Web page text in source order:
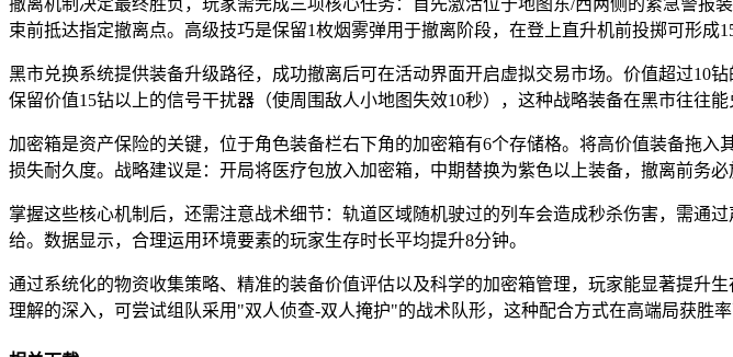
撤离机制决定最终胜负，玩家需完成三项核心任务：首先激活位于地图东/西两侧的紧急警
束前抵达指定撤离点。高级技巧是保留1枚烟雾弹用于撤离阶段，在登上直升机前投掷可形成
黑市兑换系统提供装备升级路径，成功撤离后可在活动界面开启虚拟交易市场。价值超过10
保留价值15钻以上的信号干扰器（使周围敌人小地图失效10秒），这种战略装备在黑市往往能
加密箱是资产保险的关键，位于角色装备栏右下角的加密箱有6个存储格。将高价值装备拖
损失耐久度。战略建议是：开局将医疗包放入加密箱，中期替换为紫色以上装备，撤离前务必
掌握这些核心机制后，还需注意战术细节：轨道区域随机驶过的列车会造成秒杀伤害，需通
给。数据显示，合理运用环境要素的玩家生存时长平均提升8分钟。
通过系统化的物资收集策略、精准的装备价值评估以及科学的加密箱管理，玩家能显著提升
理解的深入，可尝试组队采用"双人侦查-双人掩护"的战术队形，这种配合方式在高端局获胜